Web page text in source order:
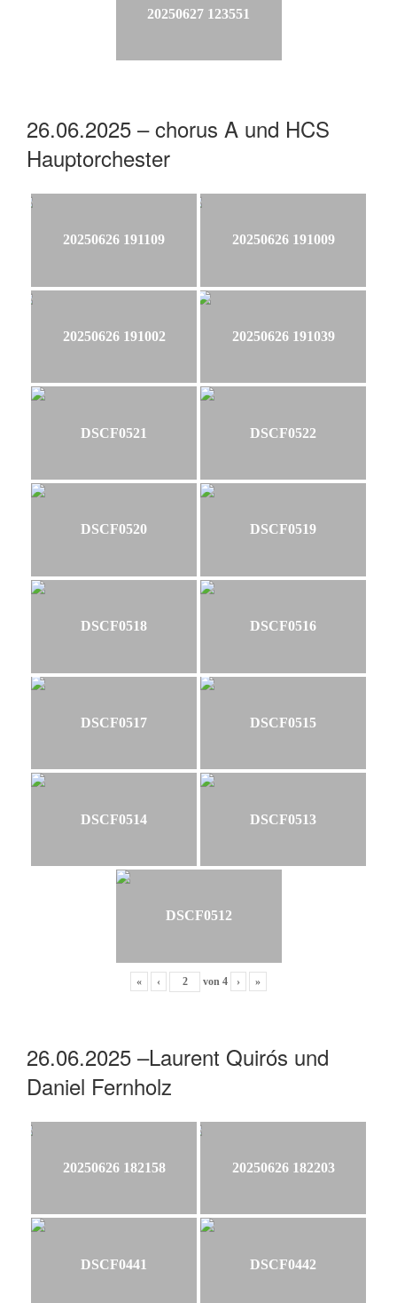
20250627 123551
26.06.2025 – chorus A und HCS
Hauptorchester
20250626 191109 20250626 191009
20250626 191002 20250626 191039
DSCF0521 DSCF0522
DSCF0520 DSCF0519
DSCF0518 DSCF0516
DSCF0517 DSCF0515
DSCF0514 DSCF0513
DSCF0512
« ‹ von 4 › »
26.06.2025 –Laurent Quirós und
Daniel Fernholz
20250626 182158 20250626 182203
DSCF0441 DSCF0442